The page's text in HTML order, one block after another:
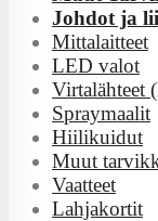
Johdot ja
Mittalaitteet
LED valot
Virtalähteet
Spraymaalit
Hiilikuidut
Muut
Vaatteet
Lahjakortit